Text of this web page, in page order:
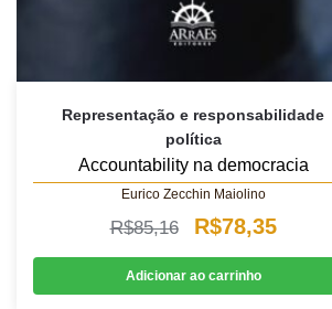
Representação e responsabilidade
política
Accountability na democracia
Eurico Zecchin Maiolino
R$85,16
O
preço
original
R$78,35O
preço
atual
Adicionar ao carrinho